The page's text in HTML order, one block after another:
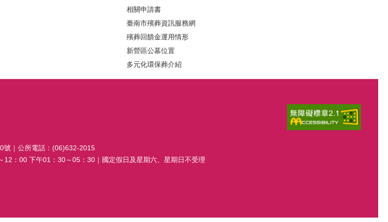
相關申請書
臺南市殯葬資訊服務網
殯葬回饋金運用情形
新營區公墓位置
多元化環保葬介紹
號｜公所電話：(06)632-2015
：00 下午01：30～05：30｜國定假日及星期六、星期日不受理